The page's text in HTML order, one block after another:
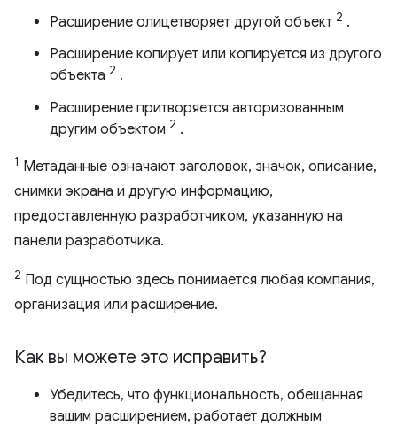
Расширение олицетворяет другой объект 2 .
Расширение копирует или копируется из другого
объекта 2 .
Расширение притворяется авторизованным
другим объектом 2 .
1 Метаданные означают заголовок, значок, описание,
снимки экрана и другую информацию,
предоставленную разработчиком, указанную на
панели разработчика.
2 Под сущностью здесь понимается любая компания,
организация или расширение.
Как вы можете это исправить?
Убедитесь, что функциональность, обещанная
вашим расширением, работает должным